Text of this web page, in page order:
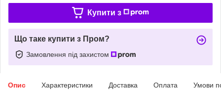
Купити з
Що таке купити з Пром?
Замовлення під захистом
Опис Характеристики Доставка Оплата Умови